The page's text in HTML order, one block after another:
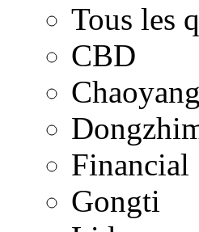
Tous les
CBD
Financial
Gongti